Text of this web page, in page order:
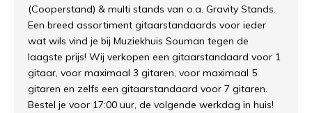
(Cooperstand) & multi stands van o.a. Gravity Stands.
Een breed assortiment gitaarstandaards voor ieder
wat wils vind je bij Muziekhuis Souman tegen de
laagste prijs! Wij verkopen een gitaarstandaard voor 1
gitaar, voor maximaal 3 gitaren, voor maximaal 5
gitaren en zelfs een gitaarstandaard voor 7 gitaren.
Bestel je voor 17:00 uur, de volgende werkdag in huis!